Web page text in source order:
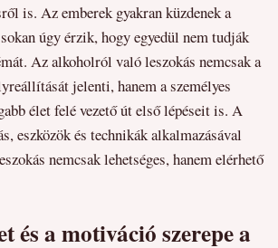
is. Az emberek gyakran küzdenek a
úgy érzik, hogy egyedül nem tudják
Az alkoholról való leszokás nemcsak a
jelenti, hanem a személyes
élet felé vezető út első lépéseit is. A
eszközök és technikák alkalmazásával
nemcsak lehetséges, hanem elérhető
és a motiváció szerepe a